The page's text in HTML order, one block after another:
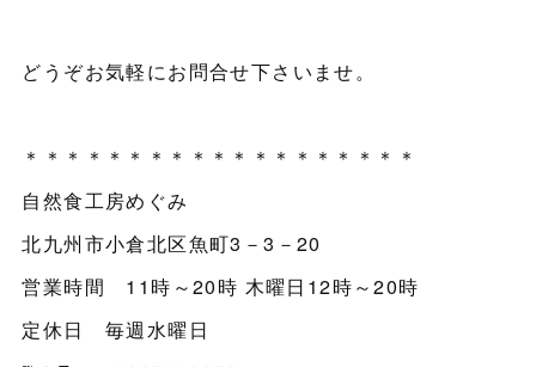
どうぞお気軽にお問合せ下さいませ。
＊＊＊＊＊＊＊＊＊＊＊＊＊＊＊＊＊＊＊
自然食工房めぐみ
北九州市小倉北区魚町3－3－20
営業時間 11時～20時 木曜日12時～20時
定休日 毎週水曜日